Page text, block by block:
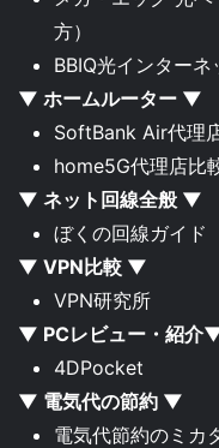
方）
BBIQ光インター
▼ ホームルーター ▼
SoftBank Air代理
home5G代理店比
▼ ネット回線全般 ▼
ぼくの回線ガイド
▼ VPN比較 ▼
VPN研究所
▼ PCレビュー・紹介
4DPocket
▼ 電気代の節約 ▼
電気代節約のミカ